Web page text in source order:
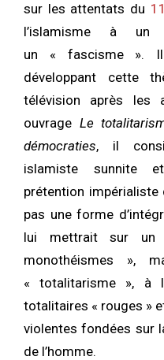
sur les attentats du
l’islamisme à
un « fascisme ».
développant cette
télévision après les
ouvrage Le
démocraties, il
islamiste sunnite
prétention
pas une forme
lui mettrait sur un
monothéismes »,
« totalitarisme », à
totalitaires « rouges »
violentes fondées sur
de l’homme.